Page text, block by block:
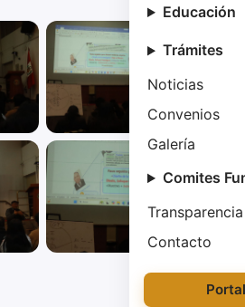
Educación
Trámites
Noticias
Convenios
Galería
Comites
Transparencia
Contacto